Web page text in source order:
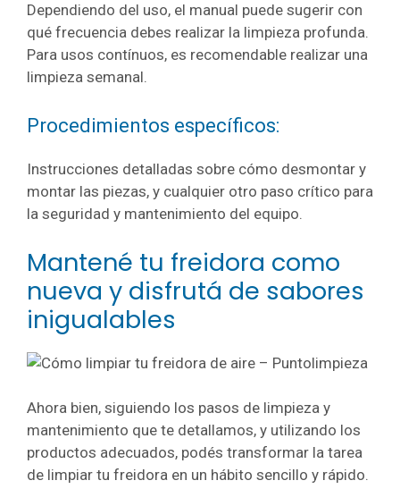
Dependiendo del uso, el manual puede sugerir con
qué frecuencia debes realizar la limpieza profunda.
Para usos contínuos, es recomendable realizar una
limpieza semanal.
Procedimientos específicos:
Instrucciones detalladas sobre cómo desmontar y
montar las piezas, y cualquier otro paso crítico para
la seguridad y mantenimiento del equipo.
Mantené tu freidora como
nueva y disfrutá de sabores
inigualables
Ahora bien, siguiendo los pasos de limpieza y
mantenimiento que te detallamos, y utilizando los
productos adecuados, podés transformar la tarea
de limpiar tu freidora en un hábito sencillo y rápido.